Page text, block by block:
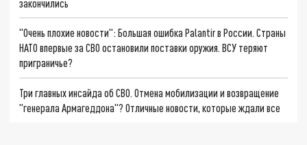
закончились
"Очень плохие новости": Большая ошибка Palantir в России. Страны
НАТО впервые за СВО остановили поставки оружия. ВСУ теряют
приграничье?
Три главных инсайда об СВО. Отмена мобилизации и возвращение
"генерала Армагеддона"? Отличные новости, которые ждали все